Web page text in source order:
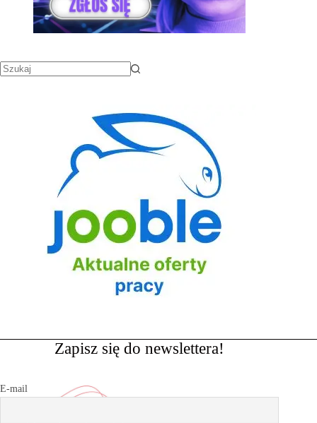
Zapisz się do newslettera!
E-mail